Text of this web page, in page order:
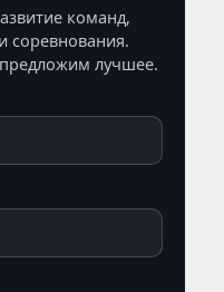
команд,
соревнования.
лучшее.